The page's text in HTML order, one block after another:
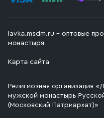
lavka.msdm.ru – оптовые
монастыря
Карта сайта
Религиозная организация
мужской монастырь
(Московский Патриархат)»